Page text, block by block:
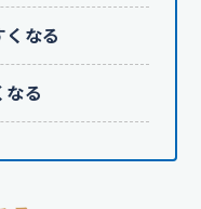
くなる
なる